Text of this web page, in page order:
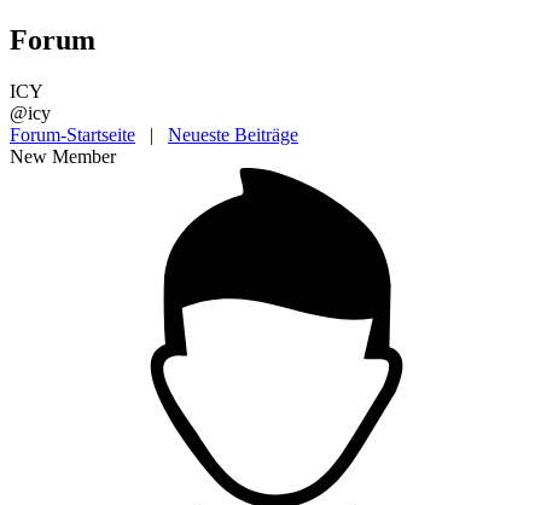
Forum
ICY
@icy
Forum-Startseite | Neueste Beiträge
New Member